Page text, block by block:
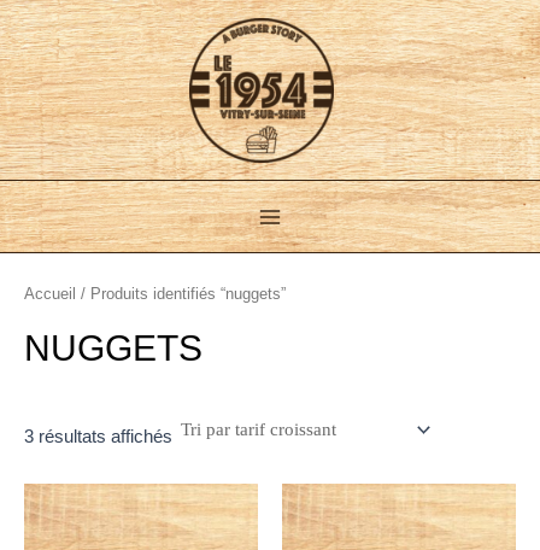
Aller
au
contenu
Main
Menu
Accueil / Produits identifiés “nuggets”
NUGGETS
3 résultats affichés
Trié
par
prix
croissant